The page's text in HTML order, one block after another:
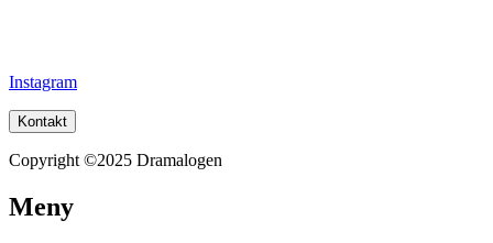
Instagram
Kontakt
Copyright ©2025 Dramalogen
Meny